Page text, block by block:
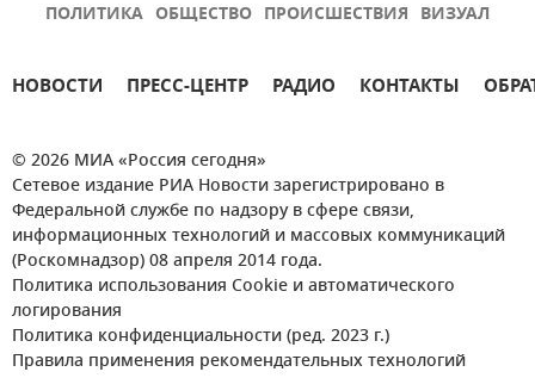
ПОЛИТИКА ОБЩЕСТВО ПРОИСШЕСТВИЯ ВИЗУАЛ
НОВОСТИ ПРЕСС-ЦЕНТР РАДИО КОНТАКТЫ
© 2026 МИА «Россия сегодня»
Сетевое издание РИА Новости зарегистрировано в
Федеральной службе по надзору в сфере связи,
информационных технологий и массовых коммуникаций
(Роскомнадзор) 08 апреля 2014 года.
Политика использования Cookie и автоматического
логирования
Политика конфиденциальности (ред. 2023 г.)
Правила применения рекомендательных технологий